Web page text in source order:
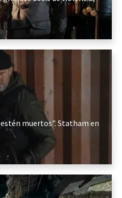
muertos". Statham en